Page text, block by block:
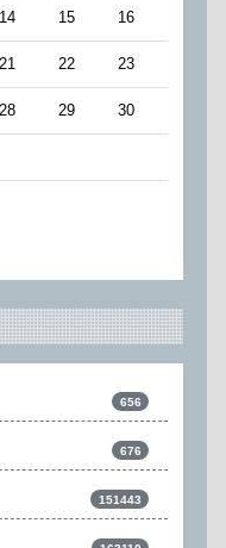
14 15 16
21 22 23
28 29 30
656
676
151443